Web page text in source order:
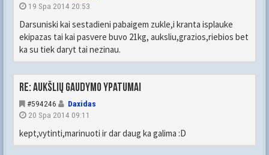
19 Spa 2014 20:53
Darsuniski kai sestadieni pabaigem zukle,i kranta isplauke
ekipazas tai kai pasvere buvo 21kg, auksliu,grazios,riebios bet
ka su tiek daryt tai nezinau.
Re: Aukšlių gaudymo ypatumai
#594246
Daxidas
20 Spa 2014 09:11
kept,vytinti,marinuoti ir dar daug ka galima :D